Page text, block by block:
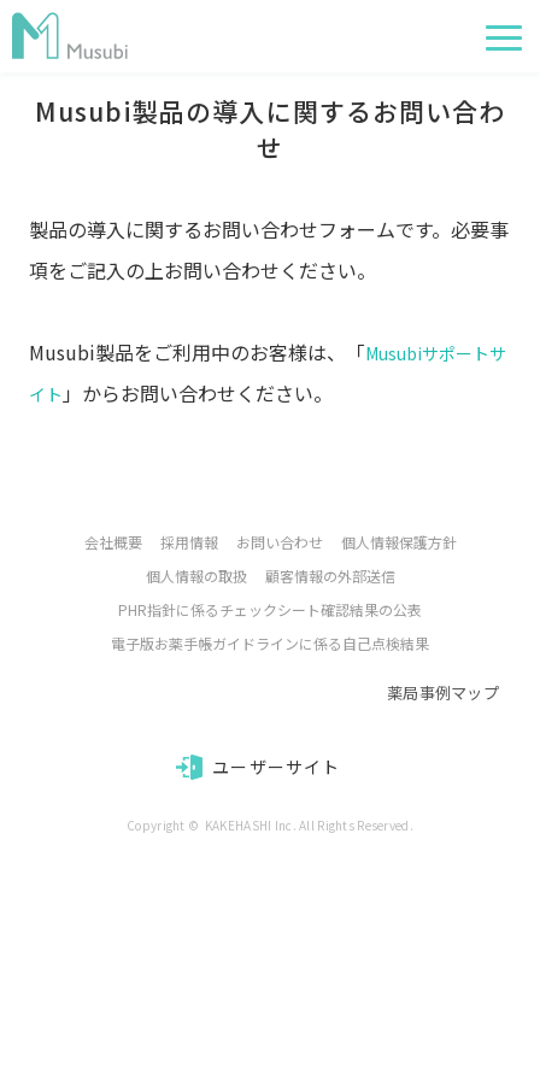
電子薬歴
経営管理
AI在庫管理
サポート・価格
Musubi製品の導入に関するお問い合わ
せ
製品の導入に関するお問い合わせフォームです。必要事
項をご記入の上お問い合わせください。
Musubi製品をご利用中のお客様は、「Musubiサポートサ
イト 」からお問い合わせください。
会社概要 採用情報 お問い合わせ
個人情報保護方針
個人情報の取扱
顧客情報の外部送信
PHR指針に係るチェックシート確認結果の公表
電子版お薬手帳ガイドラインに係る自己点検結果
薬局事例マップ
ユーザーサイト
Copyright ©  KAKEHASHI Inc. All Rights Reserved.